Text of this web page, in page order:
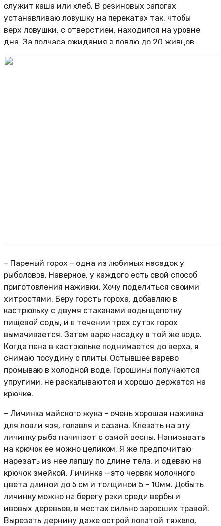
служит каша или хлеб. В резиновых сапогах
устанавливаю ловушку на перекатах так, чтобы
верх ловушки, с отверстием, находился на уровне
дна. За полчаса ожидания я ловлю до 20 живцов.
– Пареный горох – одна из любимых насадок у
рыболовов. Наверное, у каждого есть свой способ
приготовления наживки. Хочу поделиться своими
хитростями. Беру горсть гороха, добавляю в
кастрюльку с двумя стаканами воды щепотку
пищевой соды, и в течении трех суток горох
вымачивается. Затем варю насадку в той же воде.
Когда пена в кастрюльке поднимается до верха, я
снимаю посудину с плиты. Остывшее варево
промываю в холодной воде. Горошины получаются
упругими, не раскалываются и хорошо держатся на
крючке.
– Личинка майского жука – очень хорошая наживка
для ловли язя, голавля и сазана. Клевать на эту
личинку рыба начинает с самой весны. Нанизывать
на крючок ее можно целиком. Я же предпочитаю
нарезать из нее лапшу по длине тела, и одеваю на
крючок змейкой. Личинка – это червяк молочного
цвета длиной до 5 см и толщиной 5 – 10мм. Добыть
личинку можно на берегу реки среди вербы и
ивовых деревьев, в местах сильно заросших травой.
Вырезать дернину даже острой лопатой тяжело,